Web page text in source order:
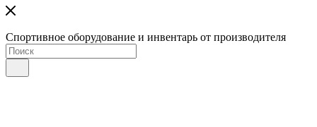
Спортивное оборудование и инвентарь от производителя